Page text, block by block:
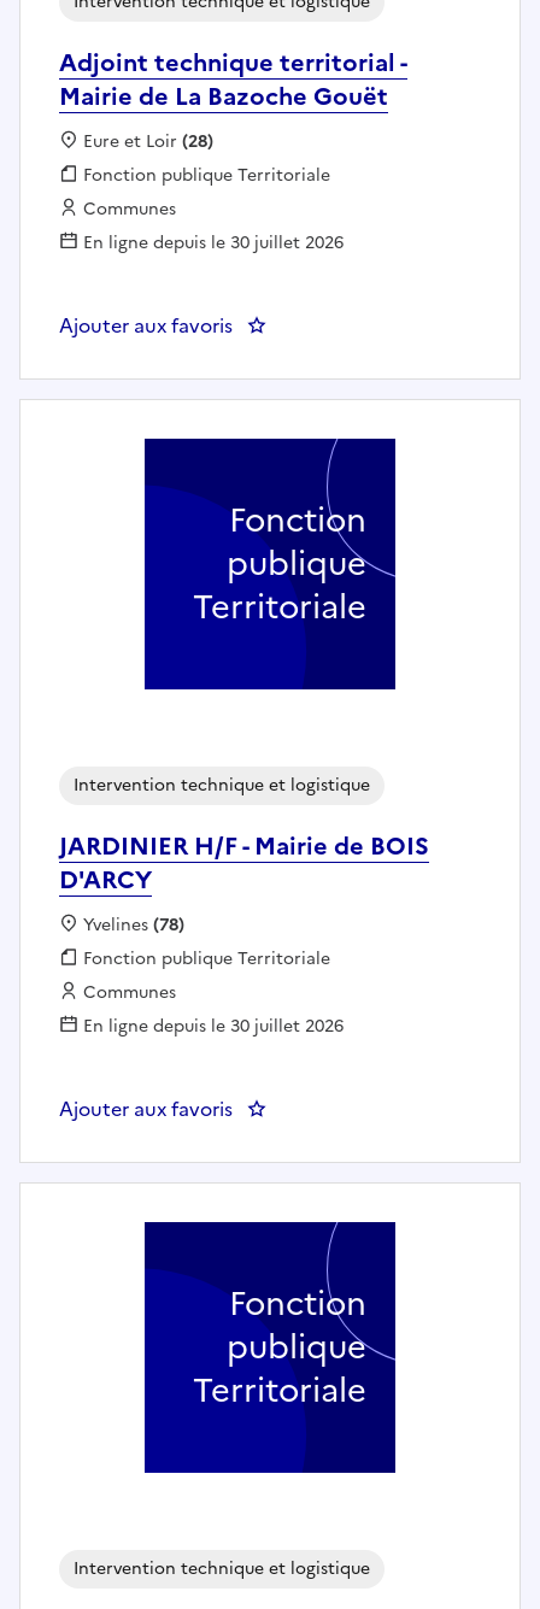
Adjoint technique territorial -
Mairie de La Bazoche Gouët
Localisation :
Eure et Loir (28)
Fonction publique :
Fonction publique Territoriale
Employeur :
Communes
En ligne depuis le 30 juillet 2026
Ajouter aux favoris : Adjoint technique territorial -
JARDINIER H/F - Mairie de BOIS
D'ARCY
Intervention technique et logistique
Localisation :
Yvelines(78)
Fonction publique :
Fonction publique Territoriale
Employeur :
Communes
En ligne depuis le 30 juillet 2026
Ajouter aux favoris : JARDINIER H/F - Mairie de
Fonction
publique
Territoriale
Intervention technique et logistique
Fonction
publique
Territoriale